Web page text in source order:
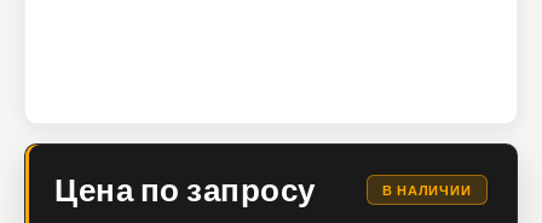
Цена по запросу В НАЛИЧИИ